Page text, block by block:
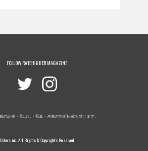
FOLLOW RATEHIGHER MAGAZINE
の記事・見出し・写真・画像の無断転載を禁じます。
Diters inc. All Rights & Copyrights Reserved.